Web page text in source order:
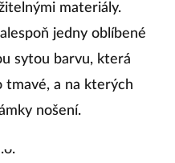
materiály.
jedny oblíbené
sytou barvu, která
tmavé, a na kterých
nošení.